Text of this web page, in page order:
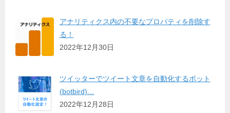
アナリティクス内の不要なプロパティを削除す
る！
2022年12月30日
ツイッターでツイート文章を自動化するボット
(botbird)…
2022年12月28日